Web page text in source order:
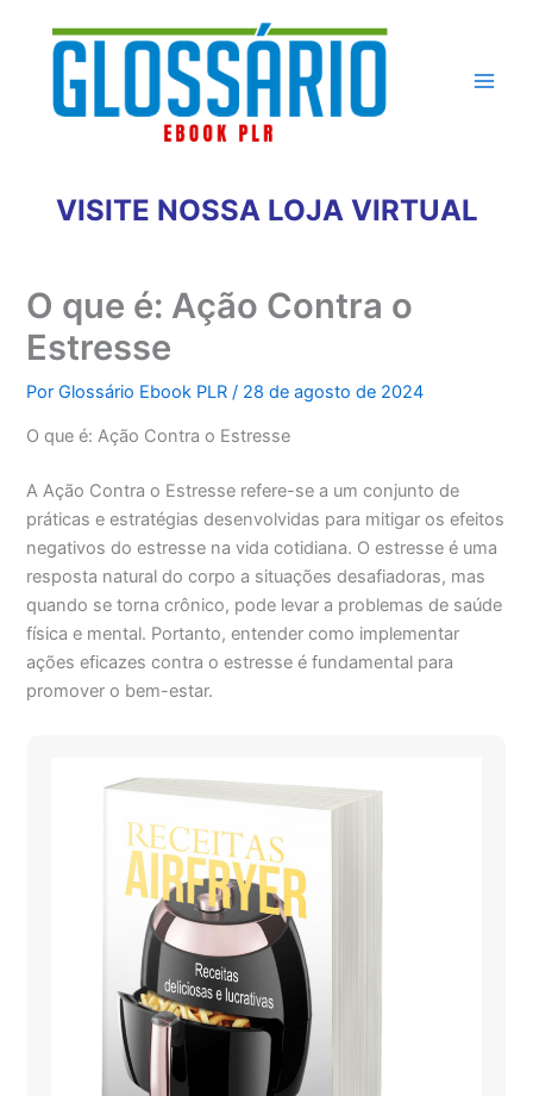
conteúdo
VISITE NOSSA LOJA VIRTUAL
O que é: Ação Contra o
Estresse
PorGlossário Ebook PLR/ 28 de agosto de 2024
O que é: Ação Contra o Estresse
A Ação Contra o Estresse refere-se a um conjunto de
práticas e estratégias desenvolvidas para mitigar os efeitos
negativos do estresse na vida cotidiana. O estresse é uma
resposta natural do corpo a situações desafiadoras, mas
quando se torna crônico, pode levar a problemas de saúde
física e mental. Portanto, entender como implementar
ações eficazes contra o estresse é fundamental para
promover o bem-estar.